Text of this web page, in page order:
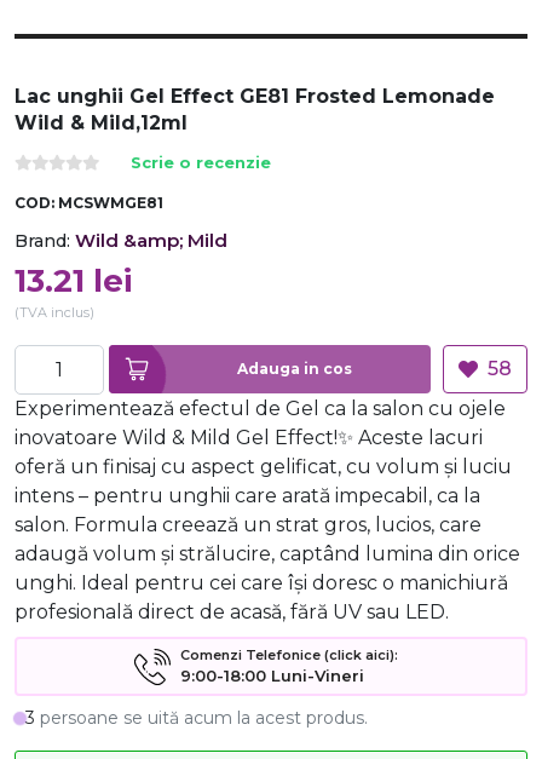
Lac unghii Gel Effect GE81 Frosted Lemonade
Wild & Mild,12ml
Scrie o recenzie
COD: MCSWMGE81
Brand: Wild &amp; Mild
13.21 lei
(TVA inclus)
Adauga in cos
58
Experimentează efectul de Gel ca la salon cu ojele
inovatoare Wild & Mild Gel Effect!✨ Aceste lacuri
oferă un finisaj cu aspect gelificat, cu volum și luciu
intens – pentru unghii care arată impecabil, ca la
salon. Formula creează un strat gros, lucios, care
adaugă volum și strălucire, captând lumina din orice
unghi. Ideal pentru cei care își doresc o manichiură
profesională direct de acasă, fără UV sau LED.
Comenzi Telefonice (click aici):
9:00-18:00 Luni-Vineri
3 persoane se uită acum la acest produs.